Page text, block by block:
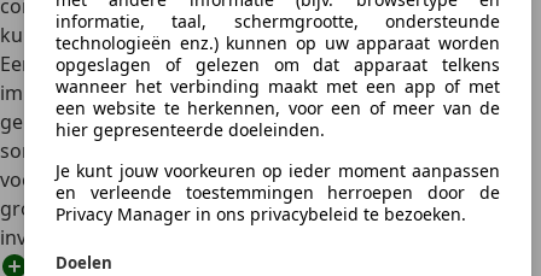
informatie, taal, schermgrootte, ondersteunde
technologieën enz.) kunnen op uw apparaat worden
opgeslagen of gelezen om dat apparaat telkens
wanneer het verbinding maakt met een app of met
een website te herkennen, voor een of meer van de
hier gepresenteerde doeleinden.
Je kunt jouw voorkeuren op ieder moment aanpassen
en verleende toestemmingen herroepen door de
Privacy Manager in ons privacybeleid te bezoeken.
Doelen
complexer
, waardoor onderhoud en reparaties duurder
kunnen uitvallen.
Een turbo is doorgaans energie-efficiënter. Hij gebruikt
immers restenergie (uitlaatgas) om extra vermogen te
genereren. Maar het turbogat en het feit dat de turbo
soms abrupt in actie komt, maken de
voorspelbaardan de compressor. Bovendien ishitteeen
groter probleem,turbo’s worden vaak extreem heet
invloed heeft op de levensduur en het